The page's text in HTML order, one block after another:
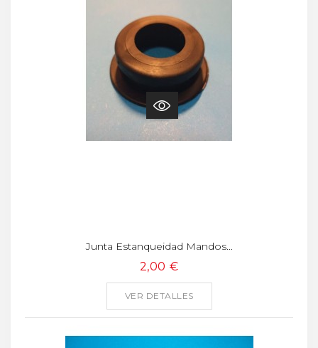
Junta Estanqueidad Mandos...
2,00 €
VER DETALLES